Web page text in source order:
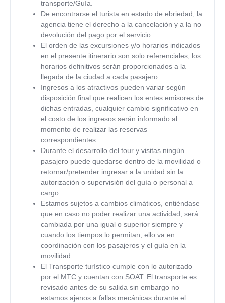
transporte/Guía.
De encontrarse el turista en estado de ebriedad, la
agencia tiene el derecho a la cancelación y a la no
devolución del pago por el servicio.
El orden de las excursiones y/o horarios indicados
en el presente itinerario son solo referenciales; los
horarios definitivos serán proporcionados a la
llegada de la ciudad a cada pasajero.
Ingresos a los atractivos pueden variar según
disposición final que realicen los entes emisores de
dichas entradas, cualquier cambio significativo en
el costo de los ingresos serán informado al
momento de realizar las reservas
correspondientes.
Durante el desarrollo del tour y visitas ningún
pasajero puede quedarse dentro de la movilidad o
retornar/pretender ingresar a la unidad sin la
autorización o supervisión del guía o personal a
cargo.
Estamos sujetos a cambios climáticos, entiéndase
que en caso no poder realizar una actividad, será
cambiada por una igual o superior siempre y
cuando los tiempos lo permitan, ello va en
coordinación con los pasajeros y el guía en la
movilidad.
El Transporte turístico cumple con lo autorizado
por el MTC y cuentan con SOAT. El transporte es
revisado antes de su salida sin embargo no
estamos ajenos a fallas mecánicas durante el